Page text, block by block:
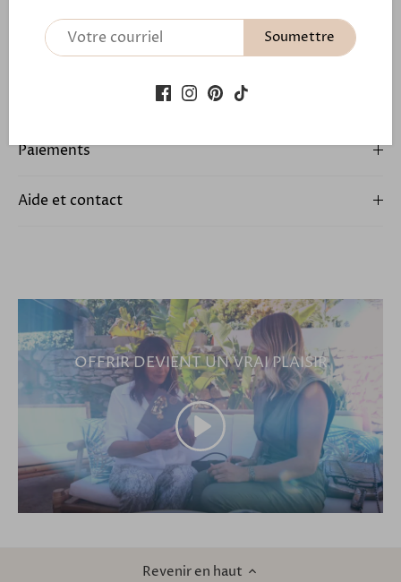
En savoir plus
Expédition et retour
Paiements
Aide et contact
OFFRIR DEVIENT UN VRAI PLAISIR
Revenir en haut
Soumettre